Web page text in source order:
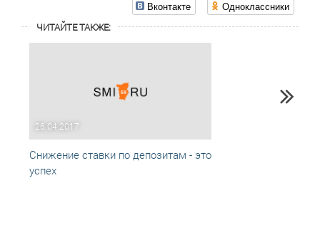
Вконтакте Одноклассники
ЧИТАЙТЕ ТАКЖЕ:
26.04.2017
Снижение ставки по депозитам - это
успех